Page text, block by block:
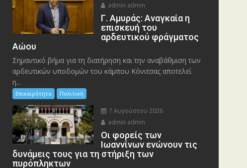
admin admin
Γ. Αμυράς: Αναγκαία η
επισκευή του
αρδευτικού φράγματος
Αώου
Σημαντικό βήμα για τη διατήρηση και την αναβάθμιση των
αρδευτικών υποδομών του κάμπου Κόνιτσας αποτελεί
η...
Επικαιρότητα Πολιτική
7 Αυγούστου 2026
admin admin
Οι φορείς των
Ιωαννίνων ενώνουν τις
δυνάμεις τους για τη στήριξη των
πυρόπληκτων